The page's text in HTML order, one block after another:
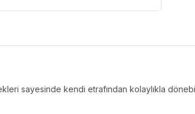
sayesinde kendi etrafından kolaylıkla